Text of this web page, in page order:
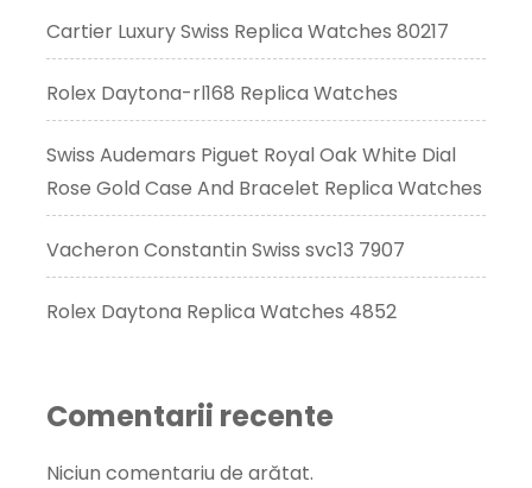
Cartier Luxury Swiss Replica Watches 80217
Rolex Daytona-rl168 Replica Watches
Swiss Audemars Piguet Royal Oak White Dial
Rose Gold Case And Bracelet Replica Watches
Vacheron Constantin Swiss svc13 7907
Rolex Daytona Replica Watches 4852
Comentarii recente
Niciun comentariu de arătat.